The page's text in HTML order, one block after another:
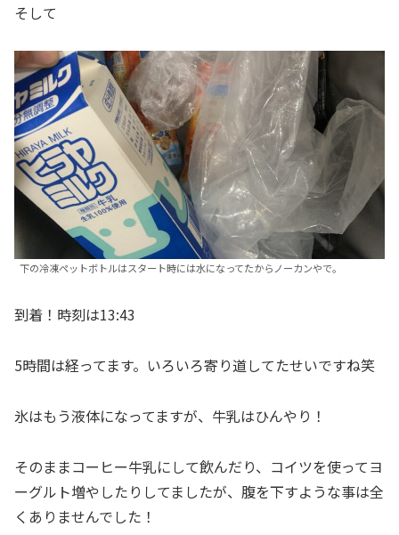
そして
下の冷凍ペットボトルはスタート時には水になってたからノーカンやで。
到着！時刻は13:43
5時間は経ってます。いろいろ寄り道してたせいですね笑
氷はもう液体になってますが、牛乳はひんやり！
そのままコーヒー牛乳にして飲んだり、コイツを使ってヨ
ーグルト増やしたりしてましたが、腹を下すような事は全
くありませんでした！